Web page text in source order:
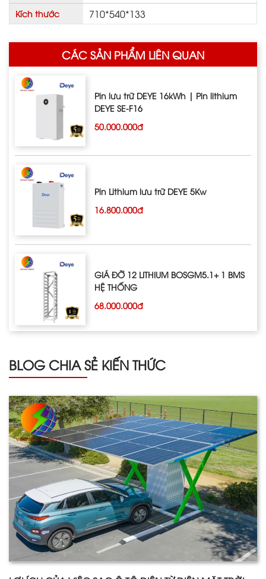
Kích thước 710*540*133
CÁC SẢN PHẨM LIÊN QUAN
Pin lưu trữ DEYE 16kWh | Pin lithium
DEYE SE-F16
50.000.000đ
Pin Lithium lưu trữ DEYE 5Kw
16.800.000đ
GIÁ ĐỠ 12 LITHIUM BOSGM5.1+ 1 BMS
HỆ THỐNG
68.000.000đ
BLOG CHIA SẺ KIẾN THỨC